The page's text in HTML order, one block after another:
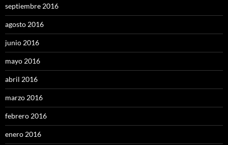
septiembre 2016
agosto 2016
junio 2016
mayo 2016
abril 2016
marzo 2016
febrero 2016
enero 2016